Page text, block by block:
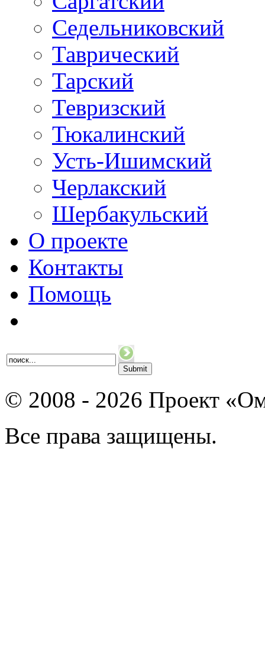
Седельниковский
Таврический
Тарский
Тевризский
Тюкалинский
Усть-Ишимский
Черлакский
Шербакульский
О проекте
Контакты
Помощь
© 2008 - 2026 Проект
Все права защищены.